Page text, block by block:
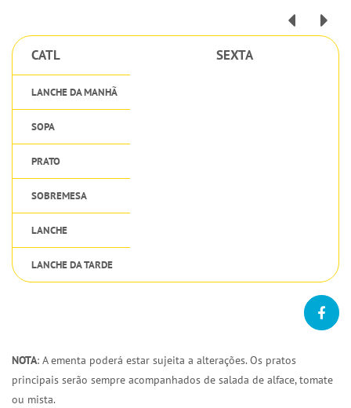
CATL SEXTA
LANCHE DA MANHÃ
SOPA
PRATO
SOBREMESA
LANCHE
LANCHE DA TARDE
NOTA: A ementa poderá estar sujeita a alterações. Os pratos
principais serão sempre acompanhados de salada de alface, tomate
ou mista.